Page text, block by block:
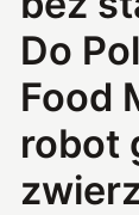
Do
Food
robot